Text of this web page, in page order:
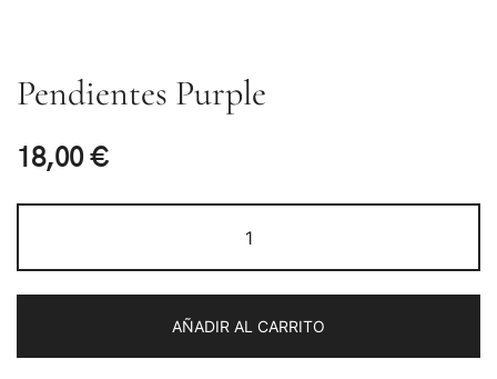
Pendientes Purple
18,00 €
Purple
cantidad
AÑADIR AL CARRITO